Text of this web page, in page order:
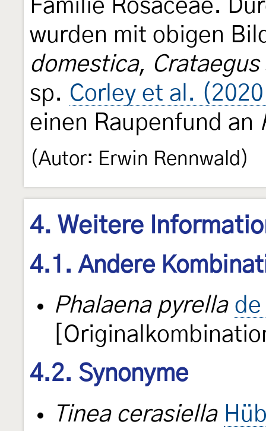
Familie Rosaceae.
wurden mit obigen
domestica, Crataegus
sp. Corley et al.
einen Raupenfund an
(Autor: Erwin Rennwald)
4. Weitere
4.1. Andere
Phalaena pyrella de
4.2. Synonyme
Tinea cerasiella